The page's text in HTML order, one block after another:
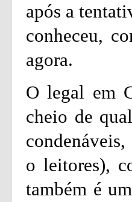
após a
conheceu,
agora.
O legal em
cheio de
o leitores),
também é